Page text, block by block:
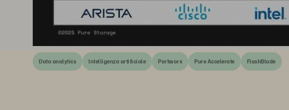
Data analytics Intelligenza artificiale Portworx Pure Accelerate FlashBlade